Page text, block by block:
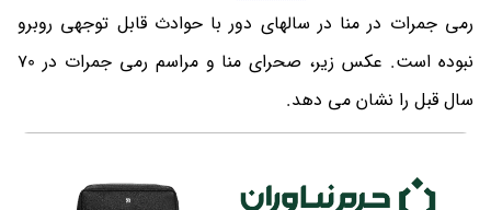
رمی جمرات در منا در سالهای دور با حوادث قابل توجهی روبرو
نبوده است. عکس زیر، صحرای منا و مراسم رمی جمرات در 70
سال قبل را نشان می دهد.